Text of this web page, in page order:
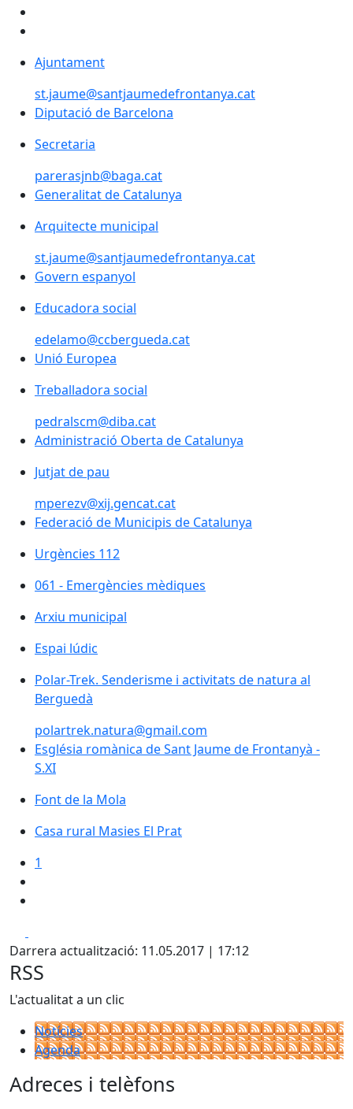
Ajuntament
st.jaume@santjaumedefrontanya.cat
Diputació de Barcelona
Diputació de Barcelona
Secretaria
parerasjnb@baga.cat
Generalitat de Catalunya
Generalitat de Catalunya
Arquitecte municipal
st.jaume@santjaumedefrontanya.cat
Govern espanyol
Govern espanyol
Educadora social
edelamo@ccbergueda.cat
Unió Europea
Unió Europea
Treballadora social
pedralscm@diba.cat
Administració Oberta de Catalunya
Administració Oberta de Catalunya
Jutjat de pau
mperezv@xij.gencat.cat
Federació de Municipis de Catalunya
Federació de Municipis de Catalunya
Urgències 112
Urgències 112
061 - Emergències mèdiques
061 - Emergències mèdiques
Arxiu municipal
Espai lúdic
Polar-Trek. Senderisme i activitats de natura al
Berguedà
polartrek.natura@gmail.com
Església romànica de Sant Jaume de Frontanyà - S.XI
Església romànica de Sant Jaume de Frontanyà -
S.XI
Font de la Mola
Font de la Mola
Casa rural Masies El Prat
Casa rural Masies El Prat
1
Darrera actualització: 11.05.2017 | 17:12
RSS
L'actualitat a un clic
Notícies
Agenda
Adreces i telèfons